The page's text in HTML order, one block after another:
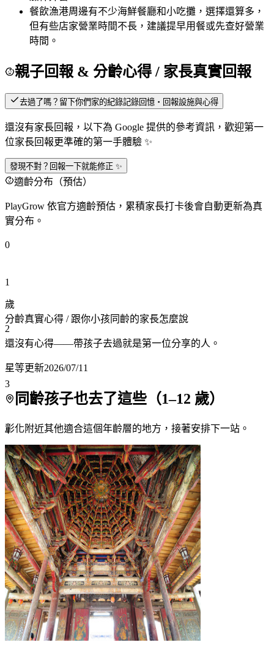
餐飲漁港周邊有不少海鮮餐廳和小吃攤，選擇還算多，
但有些店家營業時間不長，建議提早用餐或先查好營業
時間。
親子回報 & 分齡心得 / 家長真實回報
去過了嗎？留下你們家的紀錄記錄回憶・回報設施與心得
還沒有家長回報，以下為 Google 提供的參考資訊，歡迎第一
位家長回報更準確的第一手體驗 ✨
發現不對？回報一下就能修正 ✨
適齡分布（預估）
PlayGrow 依官方適齡預估，累積家長打卡後會自動更新為真
實分布。
0
1
2
3
4
5
6
7+
歲
分齡真實心得 / 跟你小孩同齡的家長怎麼說
還沒有心得——帶孩子去過就是第一位分享的人。
星等更新2026/07/11
同齡孩子也去了這些（1–12 歲）
彰化附近其他適合這個年齡層的地方，接著安排下一站。